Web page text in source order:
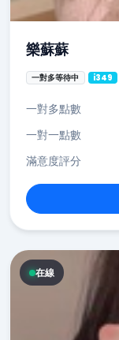
樂蘇蘇
一對多等待中 i349
一對多點數
一對一點數
滿意度評分
在線